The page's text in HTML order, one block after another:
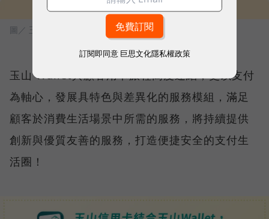
圖／ 玉山銀行
玉山 Wallet與顧客用卡旅程高度連結，更以支付
為軸心，發展具特色與差異化的服務模組，滿足
顧客於消費生活場景中所需的服務，將持續提供
創新與優質友善的服務，打造便捷安全的支付生
活圈！
訂閱即同意 巨思文化隱私權政策